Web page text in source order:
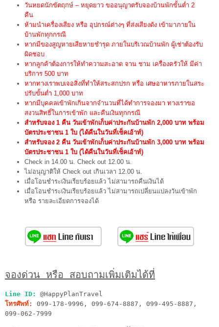
วันหยดนักขัตฤกษ์ – หยุดยาว ขออนุญาตรับจองบ้านพักขั้นต่ำ 2
คืน
ห้ามนำเครื่องเสียง หรือ อุปกรณ์ต่างๆ ที่ส่งเสียงดัง เข้ามาภายใน
บ้านพักทุกกรณี
หากมีของสูญหายเสียหายชำรุด ภายในบริเวณบ้านพัก ผู้เช่าต้องรับ
ผิดชอบ
หากลูกค้าต้องการให้ทำความสะอาด จาน ชาม เครื่องครัวให้ มีค่า
บริการ 500 บาท
หากทางเราพบเจอสิ่งที่ทำให้สระสกปรก หรือ เศษอาหารภายในสระ
ปรับขั้นต่ำ 1,000 บาท
หากมีบุคคลเข้าพักเกินจากจำนวนที่ได้ทำการจองมา ทางเราขอ
สงวนสิทธิ์ในการเข้าพัก และคืนเงินทุกกรณี
สำหรับจอง 1 คืน วันเข้าพักเก็บค่าประกันบ้านพัก 2,000 บาท พร้อม
บัตรประชาชน 1 ใบ (ได้คืนในวันที่เช็คเอ้าท์)
สำหรับจอง 2 คืน วันเข้าพักเก็บค่าประกันบ้านพัก 3,000 บาท พร้อม
บัตรประชาชน 1 ใบ (ได้คืนในวันที่เช็คเอ้าท์)
Check in 14.00 น. Check out 12.00 น.
ไม่อนุญาติให้ Check out เกินเวลา 12.00 น.
เมื่อโอนชำระเงินเรียบร้อยแล้ว ไม่สามารถคืนเงินได้
เมื่อโอนชำระเงินเรียบร้อยแล้ว ไม่สามารถเปลี่ยนแปลงวันเข้าพัก
หรือ รายละเอียดการจองได้
จองด่วน หรือ สอบถามเพิ่มเติมได้ที่
Line ID:
@HappyPlanTravel
โทรศัพท์:
099-178-9996, 099-674-8887, 099-495-8887,
099-062-7999